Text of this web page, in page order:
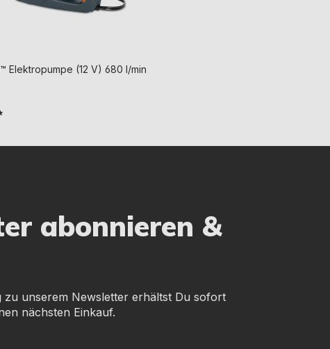
Elektropumpe (12 V) 680 l/min
abonnieren &
unserem Newsletter erhältst Du sofort
nächsten Einkauf.